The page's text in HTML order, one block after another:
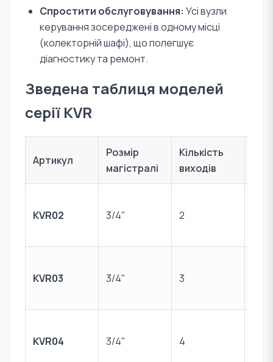
Спростити обслуговування: Усі вузли
керування зосереджені в одному місці
(колекторній шафі), що полегшує
діагностику та ремонт.
Зведена таблиця моделей
серії KVR
Артикул
Розмір
магістралі
Кількість
виходів
KVR02 3/4" 2
KVR03 3/4" 3
KVR04 3/4" 4